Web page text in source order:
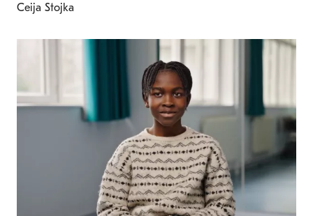
Ceija Stojka